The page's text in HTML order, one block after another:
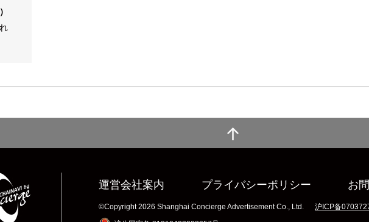
運営会社案内 プライバシーポリシー お
©Copyright 2026 Shanghai Concierge Advertisement Co., Ltd.
沪ICP备